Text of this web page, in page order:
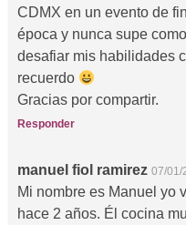
CDMX en un evento de
época y nunca supe
desafiar mis habilidades
recuerdo
Gracias por compartir.
Responder
manuel fiol ramirez 07/01/
Mi nombre es Manuel yo
hace 2 años. Él cocina